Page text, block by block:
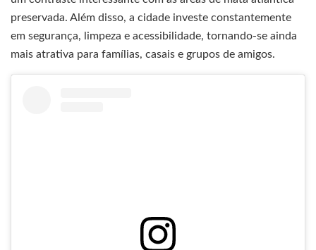
preservada. Além disso, a cidade investe constantemente
em segurança, limpeza e acessibilidade, tornando-se ainda
mais atrativa para famílias, casais e grupos de amigos.